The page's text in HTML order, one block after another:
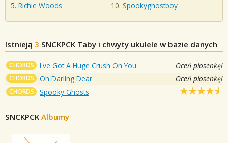
Richie Woods
Spookyghostboy
Istnieją 3 SNCKPCK Taby i chwyty ukulele w bazie danych
CHORDS I've Got A Huge Crush On You Oceń piosenkę!
CHORDS Oh Darling Dear Oceń piosenkę!
CHORDS Spooky Ghosts
SNCKPCK Albumy